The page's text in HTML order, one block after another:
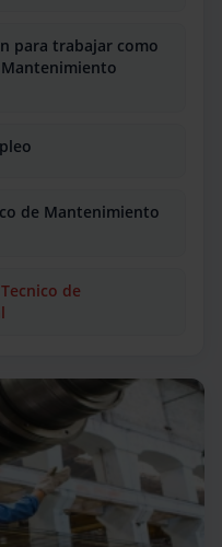
para trabajar como
de Mantenimiento
de